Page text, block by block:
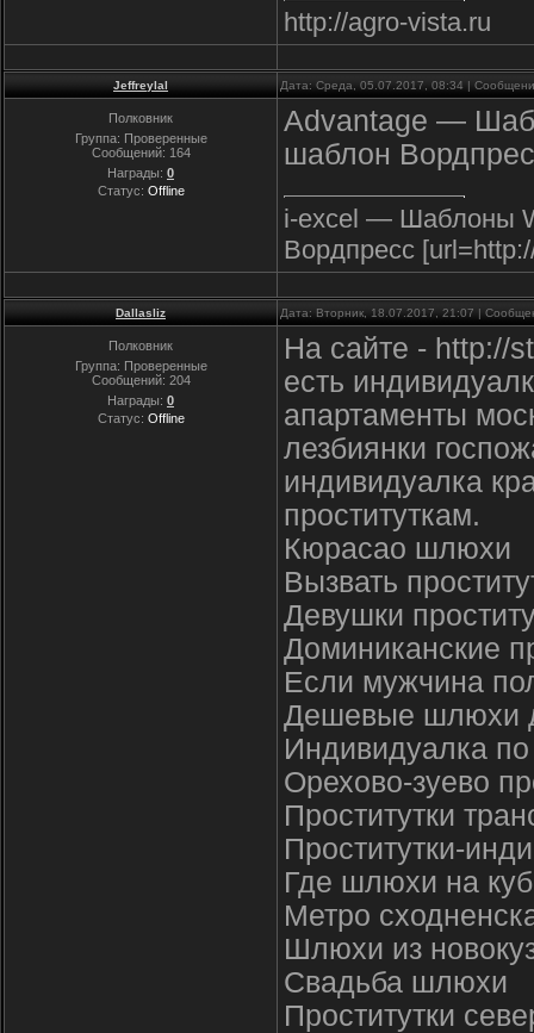
http://agro-vista.ru
Jeffreylal Дата: Среда, 05.07.2017, 08:34 |
Полковник
Группа: Проверенные
Сообщений: 164
Награды: 0
Статус: Offline
Advantage —
шаблон
i-excel — Шаблоны
Вордпресс
Dallasliz Дата: Вторник, 18.07.2017, 21:07 |
Полковник
Группа: Проверенные
Сообщений: 204
Награды: 0
Статус: Offline
На сайте - http://
есть
апартаменты
лезбиянки
индивидуалка
проституткам.
Кюрасао шлюхи
Вызвать
Девушки
Доминиканские
Если мужчина
Дешевые шлюхи
Индивидуалка
Орехово-зуево
Проститутки
Проститутки-
Где шлюхи на
Метро
Шлюхи из
Свадьба шлюхи
Проститутки